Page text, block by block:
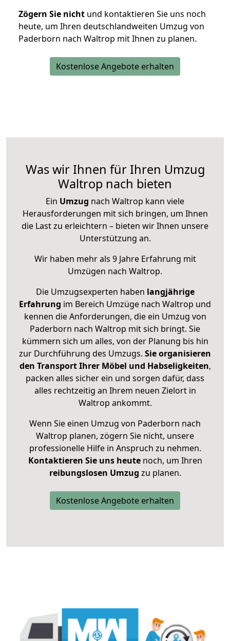
Zögern Sie nicht und kontaktieren Sie uns noch
heute, um Ihren deutschlandweiten Umzug von
Paderborn nach Waltrop mit Ihnen zu planen.
Kostenlose Angebote erhalten
Was wir Ihnen für Ihren Umzug
Waltrop nach bieten
Ein Umzug nach Waltrop kann viele
Herausforderungen mit sich bringen, um Ihnen
die Last zu erleichtern – bieten wir Ihnen unsere
Unterstützung an.
Wir haben mehr als 9 Jahre Erfahrung mit
Umzügen nach Waltrop.
Die Umzugsexperten haben langjährige
Erfahrung im Bereich Umzüge nach Waltrop und
kennen die Anforderungen, die ein Umzug von
Paderborn nach Waltrop mit sich bringt. Sie
kümmern sich um alles, von der Planung bis hin
zur Durchführung des Umzugs. Sie organisieren
den Transport Ihrer Möbel und Habseligkeiten,
packen alles sicher ein und sorgen dafür, dass
alles rechtzeitig an Ihrem neuen Zielort in
Waltrop ankommt.
Wenn Sie einen Umzug von Paderborn nach
Waltrop planen, zögern Sie nicht, unsere
professionelle Hilfe in Anspruch zu nehmen.
Kontaktieren Sie uns heutenoch, um Ihren
reibungslosen Umzug zu planen.
Kostenlose Angebote erhalten